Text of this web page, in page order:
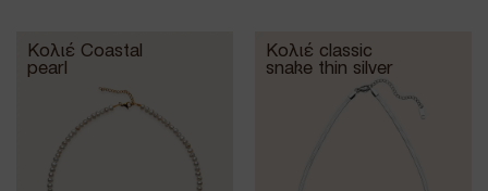
Κολιέ Coastal
pearl
Κολιέ classic
snake thin silver